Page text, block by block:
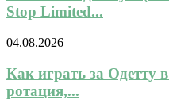
Stop Limited...
04.08.2026
Как играть за Одетту
ротация,...